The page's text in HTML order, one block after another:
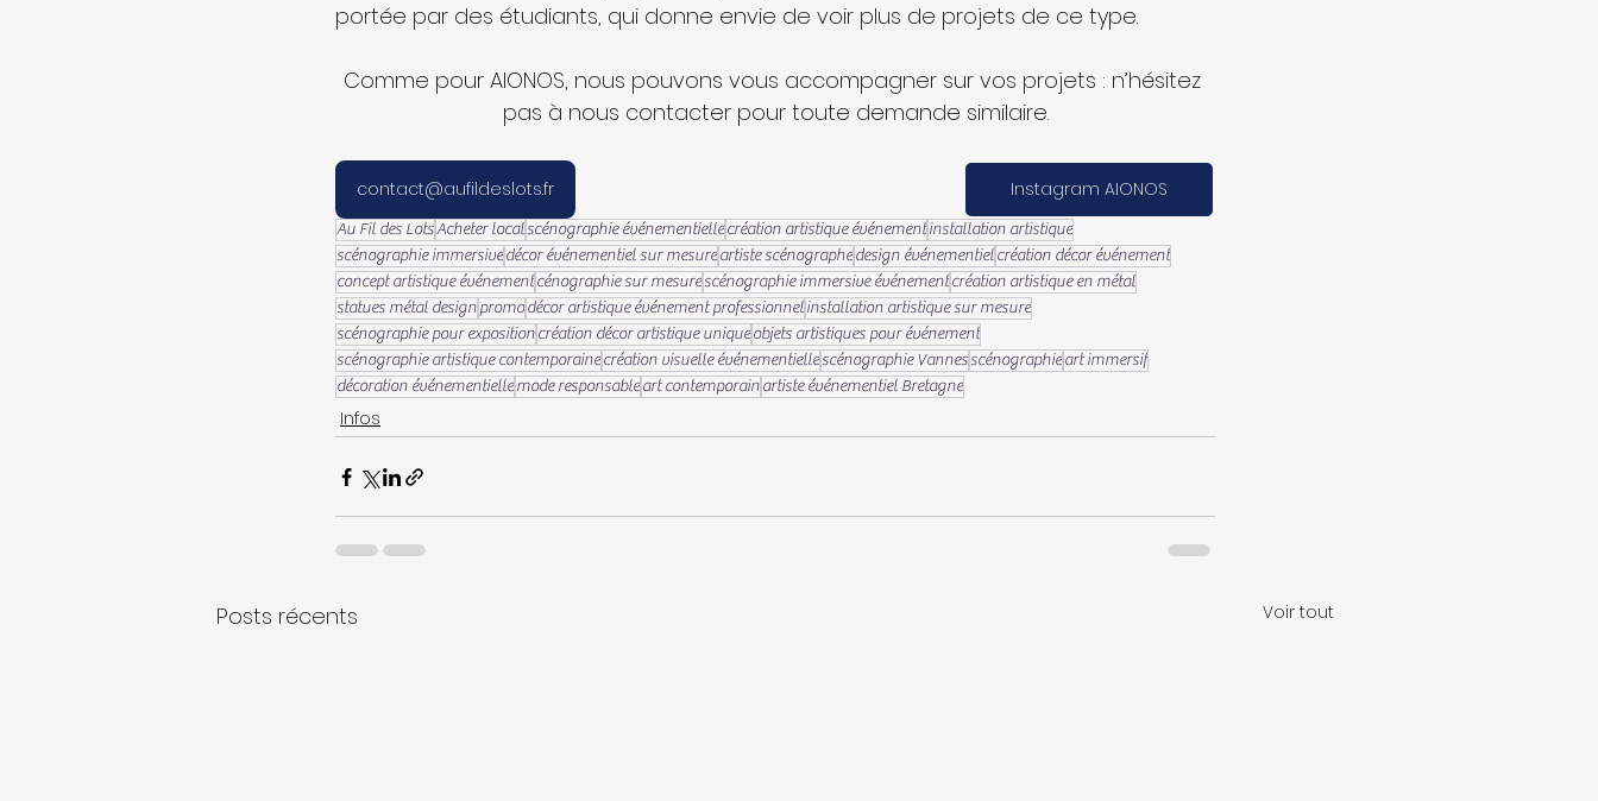
portée par des étudiants, qui donne envie de voir plus de projets de ce type.
Comme pour AIONOS, nous pouvons vous accompagner sur vos projets : n’hésitez
pas à nous contacter pour toute demande similaire.
contact@aufildeslots.fr Instagram AIONOS
Au Fil des LotsAcheter localscénographie événementiellecréation artistique événementinstallation artistique
scénographie immersivedécor événementiel sur mesureartiste scénographedesign événementielcréation décor événement
concept artistique événementcénographie sur mesurescénographie immersive événementcréation artistique en métal
statues métal designpromodécor artistique événement professionnelinstallation artistique sur mesure
scénographie pour expositioncréation décor artistique uniqueobjets artistiques pour événement
scénographie artistique contemporainecréation visuelle événementiellescénographie Vannesscénographieart immersif
décoration événementiellemode responsableart contemporainartiste événementiel Bretagne
Infos
Posts récents Voir tout